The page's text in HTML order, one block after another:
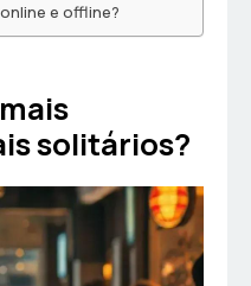
e offline?
solitários?